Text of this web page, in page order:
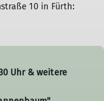
10 in Fürth:
Uhr & weitere